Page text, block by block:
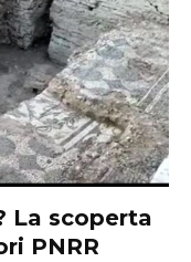
La scoperta
PNRR